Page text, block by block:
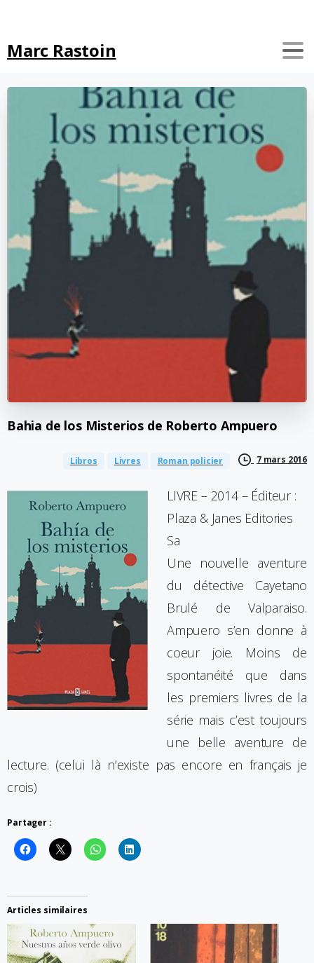
Marc Rastoin
Bahia de los Misterios de Roberto Ampuero
Libros Livres Roman policier 7 mars 2016
LIVRE – 2014 – Éditeur :
Plaza & Janes Editories
Sa
Une nouvelle aventure
du détective Cayetano
Brulé de Valparaiso.
Ampuero s’en donne à
coeur joie. Moins de
spontanéité que dans
les premiers livres de la
série mais c’est toujours
une belle aventure de
lecture. (celui là n’existe pas encore en français je
crois)
Partager :
Articles similaires